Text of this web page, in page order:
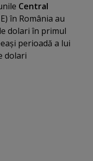
Central
în România au
dolari în primul
perioadă a lui
dolari